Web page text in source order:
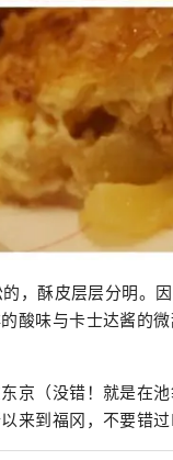
，酥皮层层分明。
酸味与卡士达酱的
京（没错！就是在
来到福冈，不要错过